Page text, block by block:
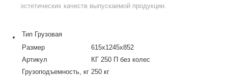
эстетических качеств выпускаемой продукции.
Тип Грузовая
Размер
615x1245x852
Артикул
КГ 250 П без колес
Грузоподъемность, кг 250 кг